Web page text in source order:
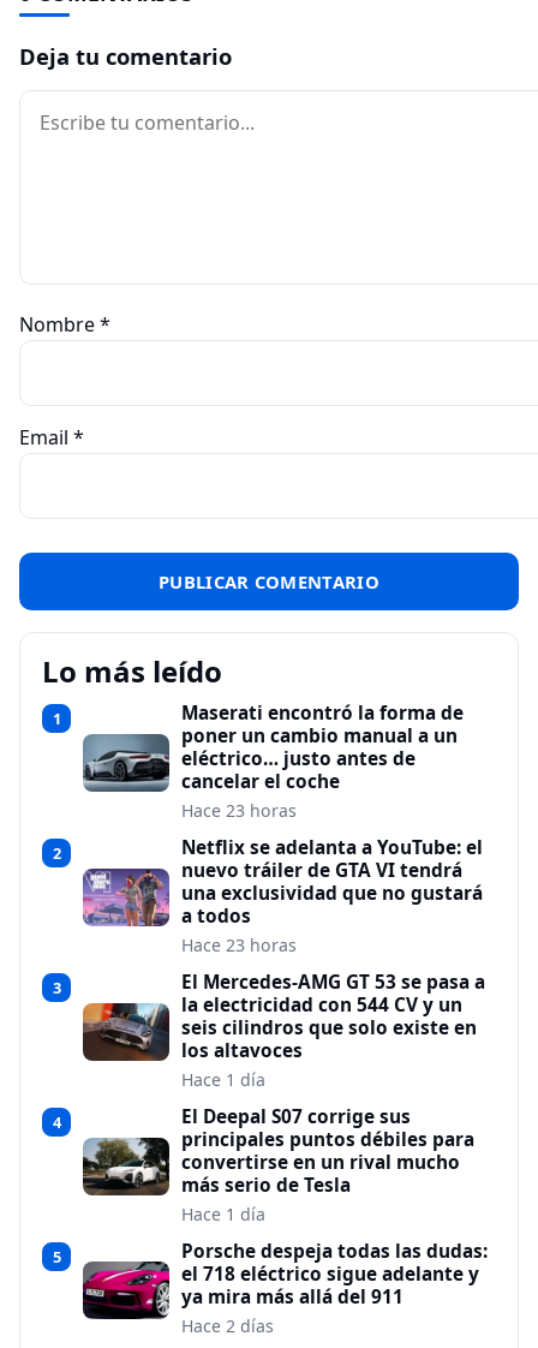
Deja tu comentario
Comentario
Nombre*
Email *
Lo más leído
1
Maserati encontró la forma de
poner un cambio manual a un
eléctrico… justo antes de
cancelar el coche
Hace 23 horas
2
Netflix se adelanta a YouTube: el
nuevo tráiler de GTA VI tendrá
una exclusividad que no gustará
a todos
Hace 23 horas
3
El Mercedes-AMG GT 53 se pasa a
la electricidad con 544 CV y un
seis cilindros que solo existe en
los altavoces
Hace 1 día
4
El Deepal S07 corrige sus
principales puntos débiles para
convertirse en un rival mucho
más serio de Tesla
Hace 1 día
5
Porsche despeja todas las dudas:
el 718 eléctrico sigue adelante y
ya mira más allá del 911
Hace 2 días